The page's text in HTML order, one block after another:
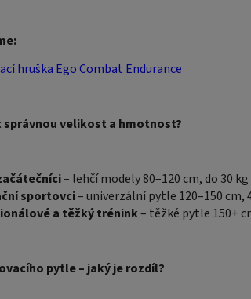
hruška Ego Combat Endurance
správnou velikost a hmotnost?
– lehčí modely 80–120 cm, do 30 kg
sportovci– univerzální pytle 120–150 cm,
a těžký trénink– těžké pytle 150+
pytle – jaký je rozdíl?